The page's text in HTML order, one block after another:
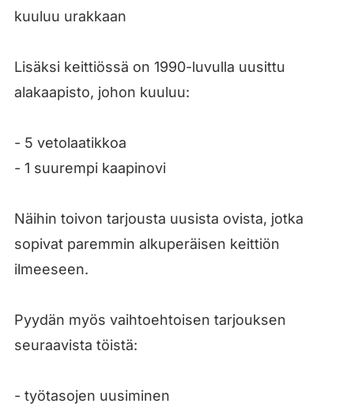
kuuluu urakkaan
Lisäksi keittiössä on 1990-luvulla uusittu
alakaapisto, johon kuuluu:
- 5 vetolaatikkoa
- 1 suurempi kaapinovi
Näihin toivon tarjousta uusista ovista, jotka
sopivat paremmin alkuperäisen keittiön
ilmeeseen.
Pyydän myös vaihtoehtoisen tarjouksen
seuraavista töistä:
- työtasojen uusiminen